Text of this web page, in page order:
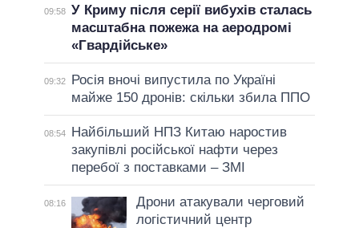
09:58 У Криму після серії вибухів сталась
масштабна пожежа на аеродромі
«Гвардійське»
09:32
Росія вночі випустила по Україні
майже 150 дронів: скільки збила ППО
08:54
Найбільший НПЗ Китаю наростив
закупівлі російської нафти через
перебої з поставками – ЗМІ
08:16
Дрони атакували черговий
логістичний центр